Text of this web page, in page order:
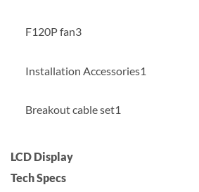
F120P fan3
Installation Accessories1
Breakout cable set1
LCD Display
Tech Specs